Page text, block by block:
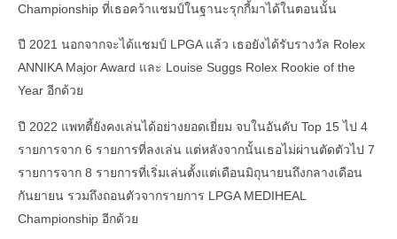
Championship ที่เธอคว้าแชมป์ในฐานะรุกกี้มาได้ในตอนนั้น
ปี 2021 นอกจากจะได้แชมป์ LPGA แล้ว เธอยังได้รับรางวัล Rolex
ANNIKA Major Award และ Louise Suggs Rolex Rookie of the
Year อีกด้วย
ปี 2022 แพทตี้ยังคงเล่นได้อย่างยอดเยี่ยม จบในอันดับ Top 15 ไป 4
รายการจาก 6 รายการที่ลงเล่น แต่หลังจากนั้นเธอไม่ผ่านตัดตัวไป 7
รายการจาก 8 รายการที่เริ่มเล่นตั้งแต่เดือนมิถุนายนถึงกลางเดือน
กันยายน รวมถึงถอนตัวจากรายการ LPGA MEDIHEAL
Championship อีกด้วย